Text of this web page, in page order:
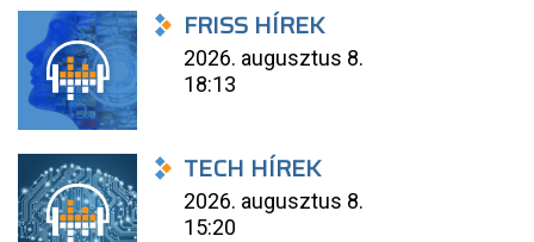
FRISS HÍREK
2026. augusztus 8.
18:13
TECH HÍREK
2026. augusztus 8.
15:20